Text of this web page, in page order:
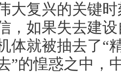
大复兴的关键
，如果失去建
体就被抽去了“
”的惶惑之中，